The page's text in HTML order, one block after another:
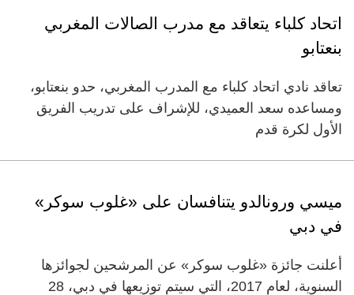
اتحاد كلباء يتعاقد مع مدرب الصالات المغربي
بنعتابو
تعاقد نادي اتحاد كلباء مع المدرب المغربي، حدو بنعتابو،
ومساعده سعد العميدي، للإشراف على تدريب الفريق
الأول لكرة قدم
ميسي ورونالدو يتنافسان على «غلوب سوكر»
في دبي
أعلنت جائزة «غلوب سوكر» عن المرشحين لجوائزها
السنوية، لعام 2017، التي سيتم توزيعها في دبي، 28